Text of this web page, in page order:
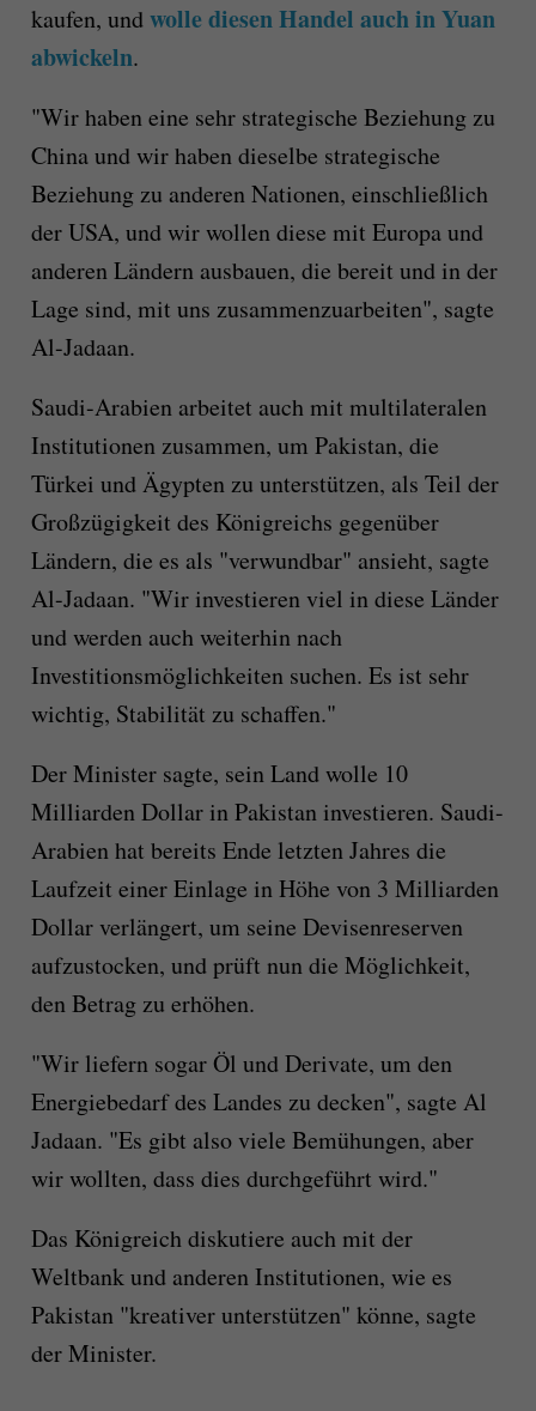
kaufen, undwolle diesen Handel auch in Yuan
abwickeln.
"Wir haben eine sehr strategische Beziehung zu
China und wir haben dieselbe strategische
Beziehung zu anderen Nationen, einschließlich
der USA, und wir wollen diese mit Europa und
anderen Ländern ausbauen, die bereit und in der
Lage sind, mit uns zusammenzuarbeiten", sagte
Al-Jadaan.
Saudi-Arabien arbeitet auch mit multilateralen
Institutionen zusammen, um Pakistan, die
Türkei und Ägypten zu unterstützen, als Teil der
Großzügigkeit des Königreichs gegenüber
Ländern, die es als "verwundbar" ansieht, sagte
Al-Jadaan. "Wir investieren viel in diese Länder
und werden auch weiterhin nach
Investitionsmöglichkeiten suchen. Es ist sehr
wichtig, Stabilität zu schaffen."
Der Minister sagte, sein Land wolle 10
Milliarden Dollar in Pakistan investieren. Saudi-
Arabien hat bereits Ende letzten Jahres die
Laufzeit einer Einlage in Höhe von 3 Milliarden
Dollar verlängert, um seine Devisenreserven
aufzustocken, und prüft nun die Möglichkeit,
den Betrag zu erhöhen.
"Wir liefern sogar Öl und Derivate, um den
Energiebedarf des Landes zu decken", sagte Al
Jadaan. "Es gibt also viele Bemühungen, aber
wir wollten, dass dies durchgeführt wird."
Das Königreich diskutiere auch mit der
Weltbank und anderen Institutionen, wie es
Pakistan "kreativer unterstützen" könne, sagte
der Minister.